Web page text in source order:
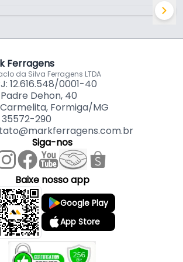
Esse perfil puxador é
seguro.
de 3 Metros).
Ferragens
da Silva Ferragens LTDA
12.616.548/0001-40
Dehon, 40
Formiga/MG
35572-290
Siga-nos
Baixe nosso app
Google Play
App Store